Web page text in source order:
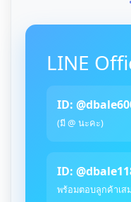
LINE
ID:
(มี @ นะคะ)
ID:
พร้อมตอบลูกค้าเส